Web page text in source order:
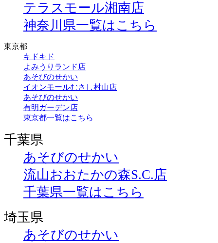
テラスモール湘南店
神奈川県一覧はこちら
東京都
キドキド
よみうりランド店
あそびのせかい
イオンモールむさし村山店
あそびのせかい
有明ガーデン店
東京都一覧はこちら
千葉県
あそびのせかい
流山おおたかの森S.C.店
千葉県一覧はこちら
埼玉県
あそびのせかい